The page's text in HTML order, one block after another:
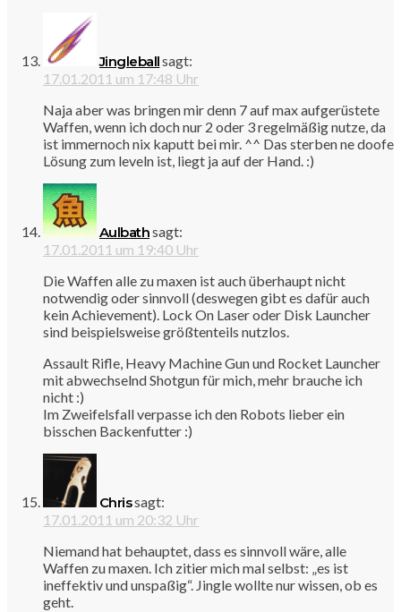
Jingleballsagt:
17.01.2011 um 17:48 Uhr
Naja aber was bringen mir denn 7 auf max aufgerüstete
Waffen, wenn ich doch nur 2 oder 3 regelmäßig nutze, da
ist immernoch nix kaputt bei mir. ^^ Das sterben ne doofe
Lösung zum leveln ist, liegt ja auf der Hand. :)
Aulbathsagt:
17.01.2011 um 19:40 Uhr
Die Waffen alle zu maxen ist auch überhaupt nicht
notwendig oder sinnvoll (deswegen gibt es dafür auch
kein Achievement). Lock On Laser oder Disk Launcher
sind beispielsweise größtenteils nutzlos.
Assault Rifle, Heavy Machine Gun und Rocket Launcher
mit abwechselnd Shotgun für mich, mehr brauche ich
nicht :)
Im Zweifelsfall verpasse ich den Robots lieber ein
bisschen Backenfutter :)
Chrissagt:
17.01.2011 um 20:32 Uhr
Niemand hat behauptet, dass es sinnvoll wäre, alle
Waffen zu maxen. Ich zitier mich mal selbst: „es ist
ineffektiv und unspaßig“. Jingle wollte nur wissen, ob es
geht.